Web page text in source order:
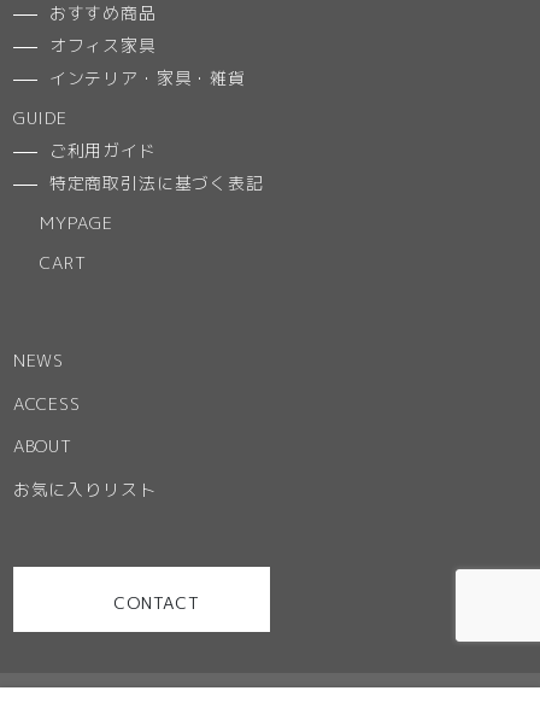
おすすめ商品
オフィス家具
インテリア・家具・雑貨
GUIDE
ご利用ガイド
特定商取引法に基づく表記
MYPAGE
CART
NEWS
ACCESS
ABOUT
お気に入りリスト
CONTACT